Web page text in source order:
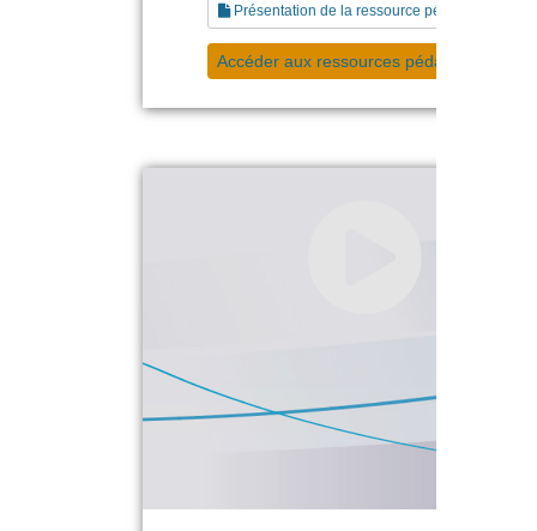
Présentation de la ressource pédagogique
Accéder aux ressources pédagogiques